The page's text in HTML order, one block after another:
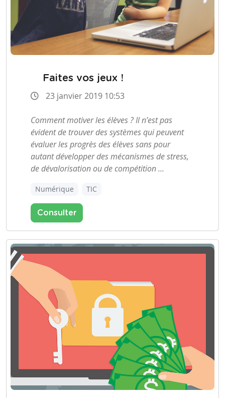
Faites vos jeux !
23 janvier 2019 10:53
Comment motiver les élèves ? Il n’est pas
évident de trouver des systèmes qui peuvent
évaluer les progrès des élèves sans pour
autant développer des mécanismes de stress,
de dévalorisation ou de compétition …
Numérique TIC
Consulter